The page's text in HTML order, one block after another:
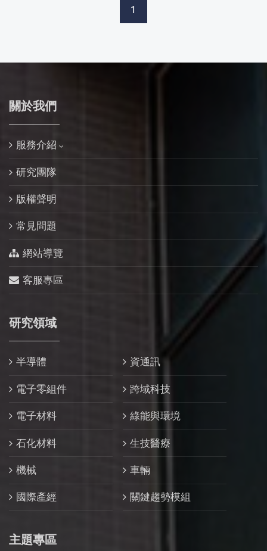
1
關於我們
服務介紹
研究團隊
版權聲明
常見問題
網站導覽
客服專區
研究領域
半導體 資通訊
電子零組件 跨域科技
電子材料 綠能與環境
石化材料 生技醫療
機械 車輛
國際產經 關鍵趨勢模組
主題專區